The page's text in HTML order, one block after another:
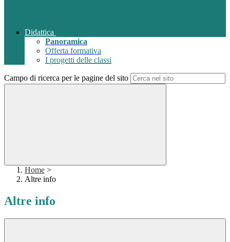
Didattica
Panoramica
Offerta formativa
I progetti delle classi
Campo di ricerca per le pagine del sito
Home >
Altre info
Altre info